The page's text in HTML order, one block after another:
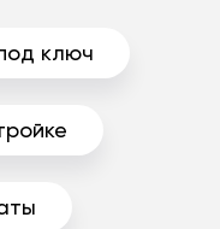
ключ